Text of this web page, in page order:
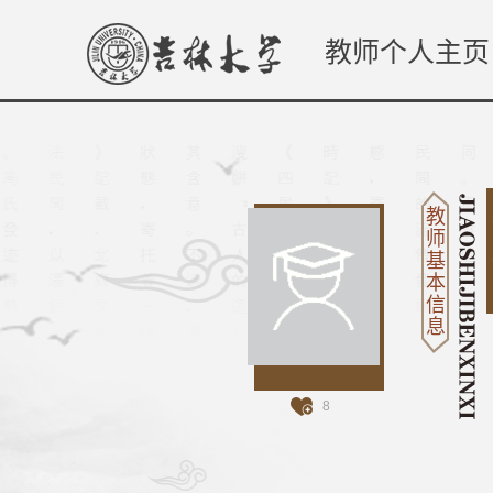
教师个人主页
8
教
师
基
本
信
息